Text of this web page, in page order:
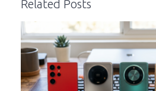
Related Posts